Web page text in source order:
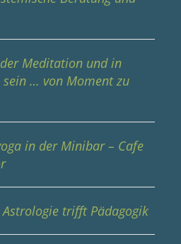
Meditation und in
sein … von Moment zu
in der Minibar – Cafe
trifft Pädagogik